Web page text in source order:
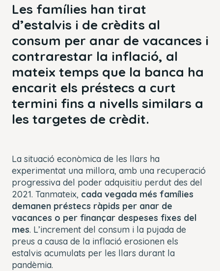
Les famílies han tirat
d’estalvis i de crèdits al
consum per anar de vacances i
contrarestar la inflació, al
mateix temps que la banca ha
encarit els préstecs a curt
termini fins a nivells similars a
les targetes de crèdit.
La situació econòmica de les llars ha
experimentat una millora, amb una recuperació
progressiva del poder adquisitiu perdut des del
2021. Tanmateix, cada vegada més famílies
demanen préstecs ràpids per anar de
vacances o per finançar despeses fixes del
mes. L’increment del consum i la pujada de
preus a causa de la inflació erosionen els
estalvis acumulats per les llars durant la
pandèmia.